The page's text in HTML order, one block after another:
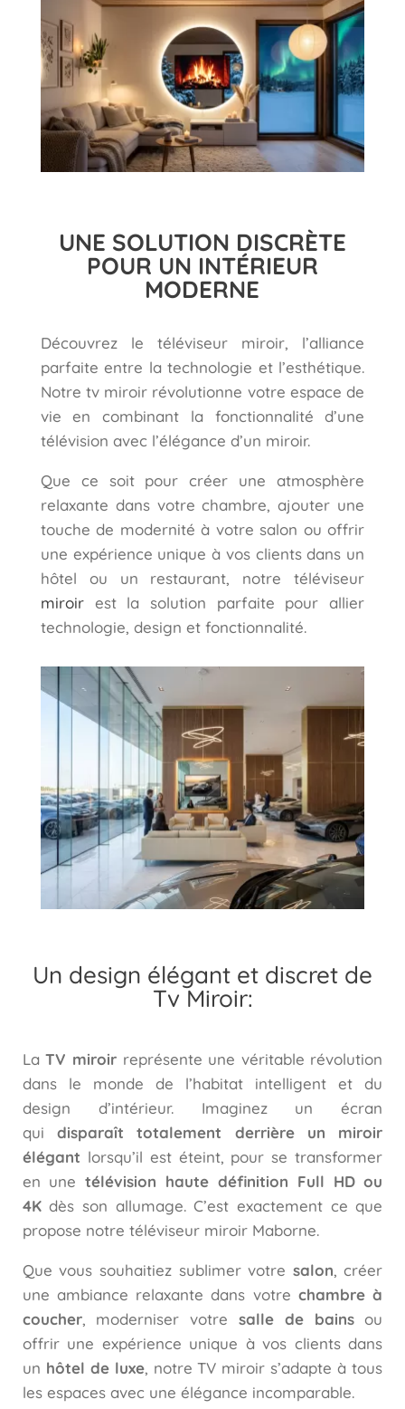
UNE SOLUTION DISCRÈTE
POUR UN INTÉRIEUR
MODERNE
Découvrez le téléviseur miroir, l’alliance
parfaite entre la technologie et l’esthétique.
Notre tv miroir révolutionne votre espace de
vie en combinant la fonctionnalité d’une
télévision avec l’élégance d’un miroir.
Que ce soit pour créer une atmosphère
relaxante dans votre chambre, ajouter une
touche de modernité à votre salon ou offrir
une expérience unique à vos clients dans un
hôtel ou un restaurant, notre téléviseur
miroirest la solution parfaite pour allier
technologie, design et fonctionnalité.
Un design élégant et discret de
Tv Miroir:
La TV miroir représente une véritable révolution
dans le monde de l’habitat intelligent et du
design d’intérieur. Imaginez un écran
qui
disparaît totalement derrière un miroir
élégant lorsqu’il est éteint, pour se transformer
en une télévision haute définition Full HD ou
4K dès son allumage. C’est exactement ce que
propose notre téléviseur miroir Maborne.
Que vous souhaitiez sublimer votre salon, créer
une ambiance relaxante dans votre chambre à
coucher, moderniser votre salle de bains ou
offrir une expérience unique à vos clients dans
un hôtel de luxe, notre TV miroir s’adapte à tous
les espaces avec une élégance incomparable.